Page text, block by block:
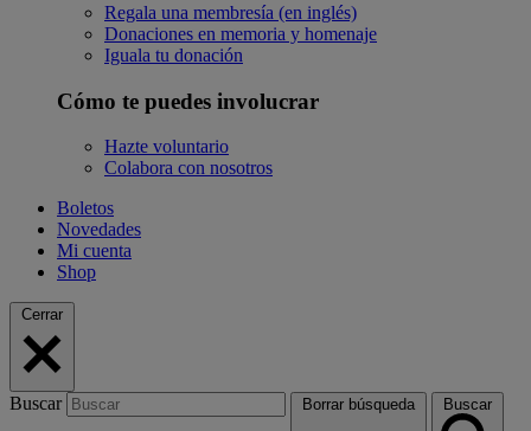
Regala una membresía (en inglés)
Donaciones en memoria y homenaje
Iguala tu donación
Cómo te puedes involucrar
Hazte voluntario
Colabora con nosotros
Boletos
Novedades
Mi cuenta
Shop
Cerrar
Buscar Borrar búsqueda Buscar